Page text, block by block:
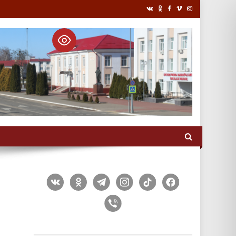
vkontakteodnoklassniki
telegraminstagram
tiktok facebook
viber